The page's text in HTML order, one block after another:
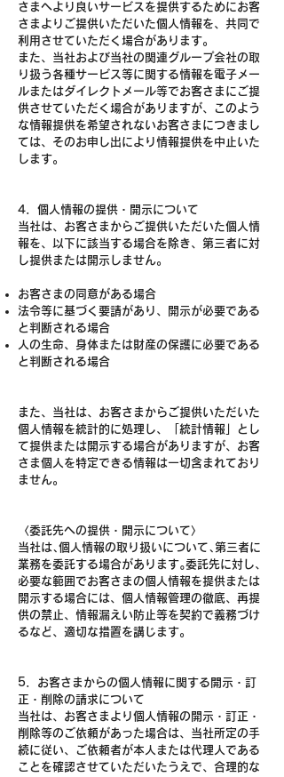
さまへより良いサービスを提供するためにお客
さまよりご提供いただいた個人情報を、共同で
利用させていただく場合があります。
また、当社および当社の関連グループ会社の取
り扱う各種サービス等に関する情報を電子メー
ルまたはダイレクトメール等でお客さまにご提
供させていただく場合がありますが、このよう
な情報提供を希望されないお客さまにつきまし
ては、そのお申し出により情報提供を中止いた
します。
4．個人情報の提供・開示について
当社は、お客さまからご提供いただいた個人情
報を、以下に該当する場合を除き、第三者に対
し提供または開示しません。
お客さまの同意がある場合
法令等に基づく要請があり、開示が必要である
と判断される場合
人の生命、身体または財産の保護に必要である
と判断される場合
また、当社は、お客さまからご提供いただいた
個人情報を統計的に処理し、「統計情報」とし
て提供または開示する場合がありますが、お客
さま個人を特定できる情報は一切含まれており
ません。
〈委託先への提供・開示について〉
当社は､個人情報の取り扱いについて､第三者に
業務を委託する場合があります｡委託先に対し、
必要な範囲でお客さまの個人情報を提供または
開示する場合には、個人情報管理の徹底、再提
供の禁止、情報漏えい防止等を契約で義務づけ
るなど、適切な措置を講じます。
5．お客さまからの個人情報に関する開示・訂
正・削除の請求について
当社は、お客さまより個人情報の開示・訂正・
削除等のご依頼があった場合は、当社所定の手
続に従い、ご依頼者が本人または代理人である
ことを確認させていただいたうえで、合理的な